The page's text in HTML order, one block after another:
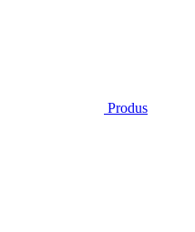
Produs